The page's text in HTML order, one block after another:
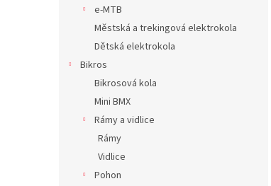
e-MTB
Městská a trekingová elektrokola
Dětská elektrokola
Bikros
Bikrosová kola
Mini BMX
Rámy a vidlice
Rámy
Vidlice
Pohon